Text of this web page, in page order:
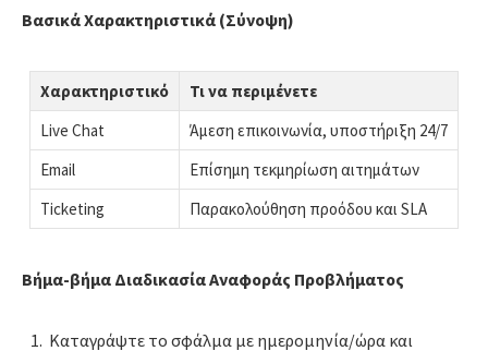
Βασικά Χαρακτηριστικά (Σύνοψη)
Χαρακτηριστικό
Τι να περιμένετε
Live Chat
Άμεση επικοινωνία, υποστήριξη 24/7
Email
Επίσημη τεκμηρίωση αιτημάτων
Ticketing
Παρακολούθηση προόδου και SLA
Βήμα-βήμα Διαδικασία Αναφοράς Προβλήματος
Καταγράψτε το σφάλμα με ημερομηνία/ώρα και